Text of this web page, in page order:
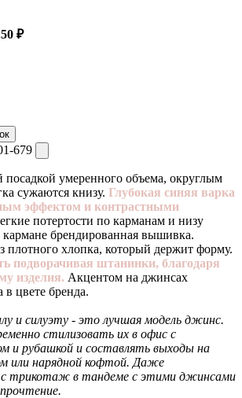
₽
679
умеренного объема, округлым
сужаются книзу. Глубокая синяя варка
эффектом и контрастными
потертости по карманам и низу
кармане брендированная вышивка.
хлопка, который держит форму.
подворачивая штанинки, благодаря
изделия. Акцентом на джинсах
в цвете бренда.
и силуэту - это лучшая модель джинс.
стилизовать их в офис с
и рубашкой и составлять выходы на
или нарядной кофтой. Даже
с трикотаж в тандеме с этими джинсами